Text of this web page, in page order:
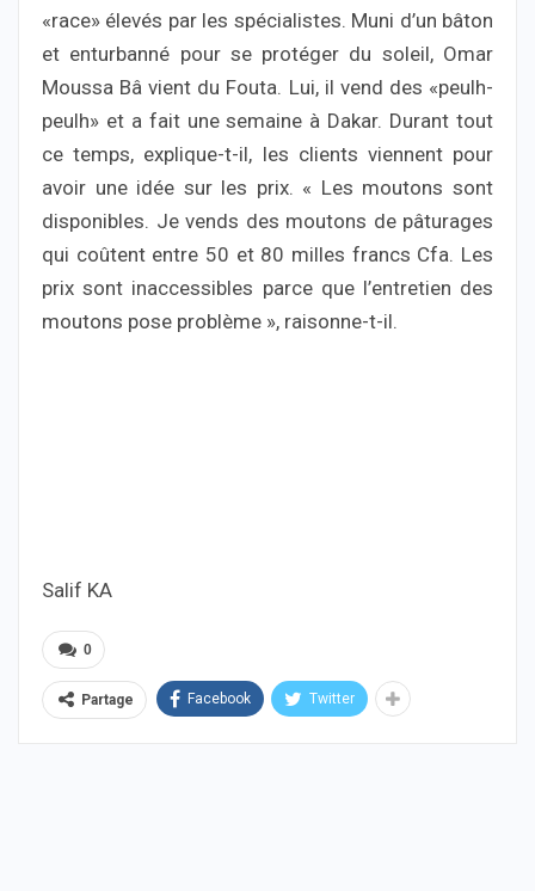
«race» élevés par les spécialistes. Muni d’un bâton
et enturbanné pour se protéger du soleil, Omar
Moussa Bâ vient du Fouta. Lui, il vend des «peulh-
peulh» et a fait une semaine à Dakar. Durant tout
ce temps, explique-t-il, les clients viennent pour
avoir une idée sur les prix. « Les moutons sont
disponibles. Je vends des moutons de pâturages
qui coûtent entre 50 et 80 milles francs Cfa. Les
prix sont inaccessibles parce que l’entretien des
moutons pose problème », raisonne-t-il.
Salif KA
0
Partage Facebook Twitter